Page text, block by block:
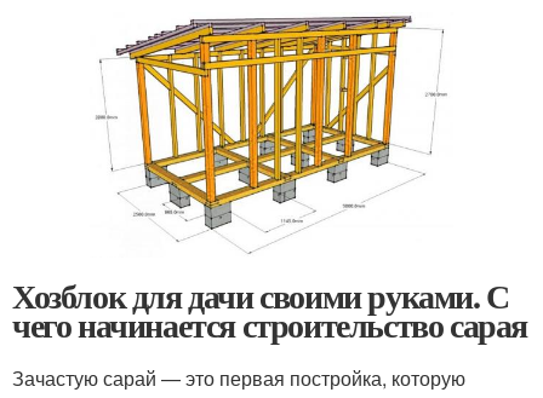
Хозблок для дачи своими руками. С
чего начинается строительство сарая
Зачастую сарай — это первая постройка, которую